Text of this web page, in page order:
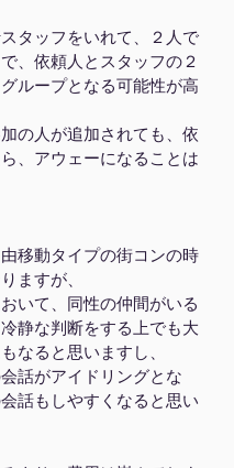
タッフをいれて、２人で
、依頼人とスタッフの２
ループとなる可能性が高
の人が追加されても、依
、アウェーになることは
移動タイプの街コンの時
ますが、
いて、同性の仲間がいる
静な判断をする上でも大
なると思いますし、
話がアイドリングとな
話もしやすくなると思い